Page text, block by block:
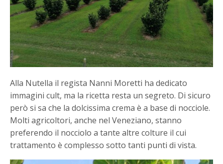
Alla Nutella il regista Nanni Moretti ha dedicato
immagini cult, ma la ricetta resta un segreto. Di sicuro
però si sa che la dolcissima crema è a base di nocciole.
Molti agricoltori, anche nel Veneziano, stanno
preferendo il nocciolo a tante altre colture il cui
trattamento è complesso sotto tanti punti di vista.